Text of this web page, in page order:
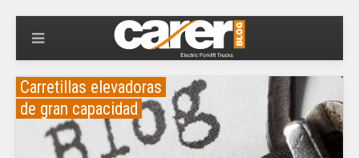
Carretillas elevadoras
de gran capacidad